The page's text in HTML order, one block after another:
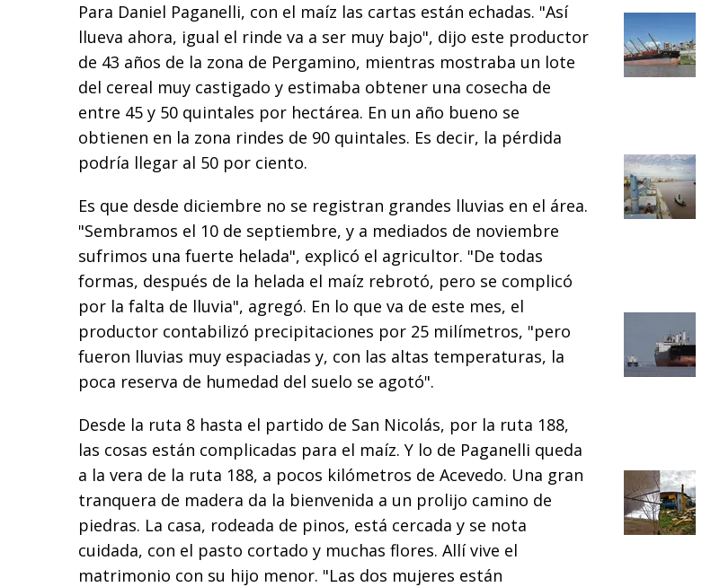
Para Daniel Paganelli, con el maíz las cartas están echadas. "Así
llueva ahora, igual el rinde va a ser muy bajo", dijo este productor
de 43 años de la zona de Pergamino, mientras mostraba un lote
del cereal muy castigado y estimaba obtener una cosecha de
entre 45 y 50 quintales por hectárea. En un año bueno se
obtienen en la zona rindes de 90 quintales. Es decir, la pérdida
podría llegar al 50 por ciento.
Es que desde diciembre no se registran grandes lluvias en el área.
"Sembramos el 10 de septiembre, y a mediados de noviembre
sufrimos una fuerte helada", explicó el agricultor. "De todas
formas, después de la helada el maíz rebrotó, pero se complicó
por la falta de lluvia", agregó. En lo que va de este mes, el
productor contabilizó precipitaciones por 25 milímetros, "pero
fueron lluvias muy espaciadas y, con las altas temperaturas, la
poca reserva de humedad del suelo se agotó".
Desde la ruta 8 hasta el partido de San Nicolás, por la ruta 188,
las cosas están complicadas para el maíz. Y lo de Paganelli queda
a la vera de la ruta 188, a pocos kilómetros de Acevedo. Una gran
tranquera de madera da la bienvenida a un prolijo camino de
piedras. La casa, rodeada de pinos, está cercada y se nota
cuidada, con el pasto cortado y muchas flores. Allí vive el
matrimonio con su hijo menor. "Las dos mujeres están